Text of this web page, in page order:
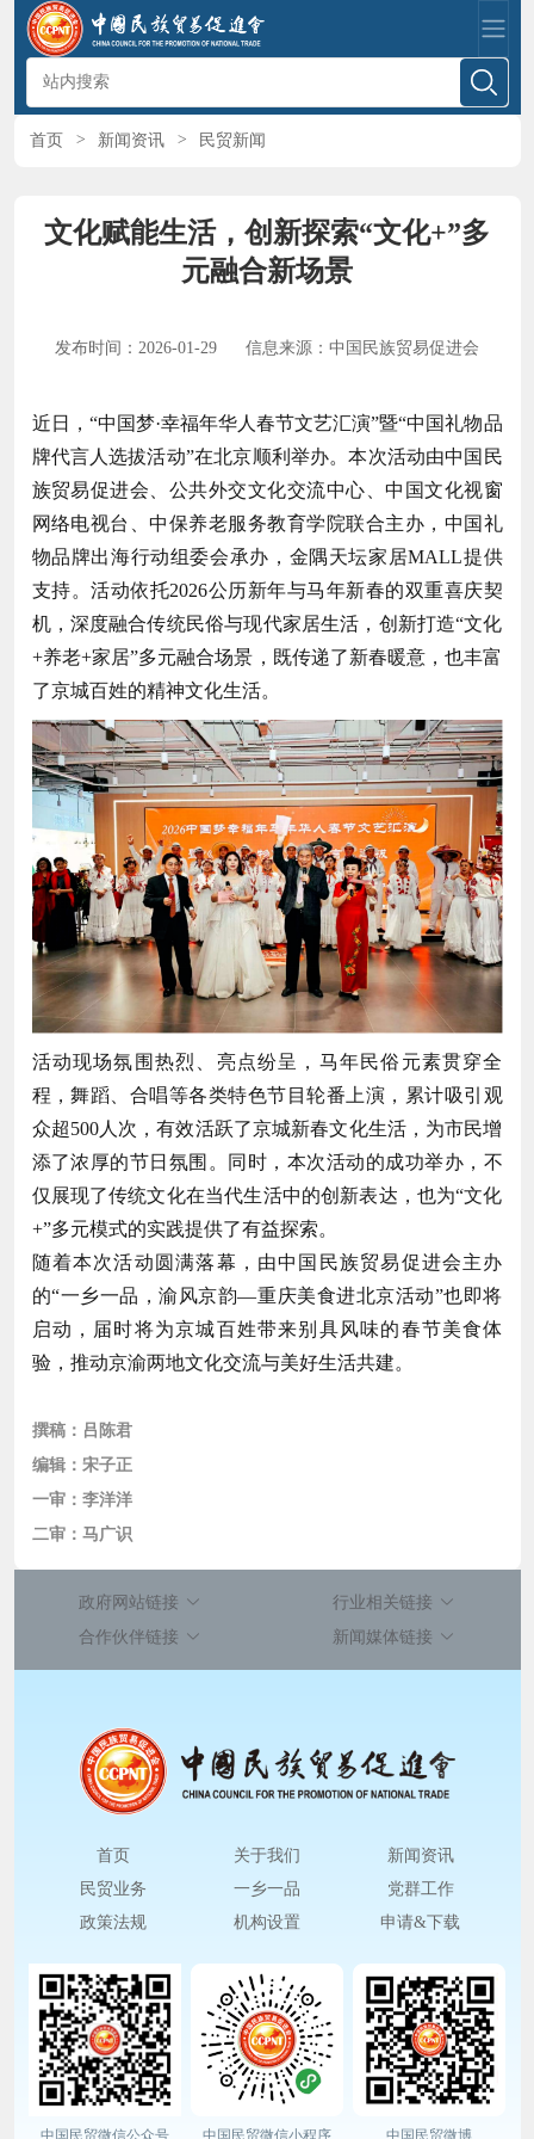
首页 > 新闻资讯 > 民贸新闻
文化赋能生活，创新探索“文化+”多
元融合新场景
发布时间：2026-01-29 信息来源：中国民族贸易促进会
近日，“中国梦·幸福年华人春节文艺汇演”暨“中国礼物品
牌代言人选拔活动”在北京顺利举办。本次活动由中国民
族贸易促进会 、公共外交文化交流中心、中国文化视窗
网络电视台、中保养老服务教育学院联合主办，中国礼
物品牌出海行动组委会承办，金隅天坛家居MALL提供
支持。活动依托2026公历新年与马年新春的双重喜庆契
机，深度融合传统民俗与现代家居生活，创新打造“文化
+养老+家居”多元融合场景，既传递了新春暖意，也丰富
了京城百姓的精神文化生活。
活动现场氛围热烈、亮点纷呈，马年民俗元素贯穿全
程，舞蹈、合唱等各类特色节目轮番上演，累计吸引观
众超500人次，有效活跃了京城新春文化生活，为市民增
添了浓厚的节日氛围。同时，本次活动的成功举办，不
仅展现了传统文化在当代生活中的创新表达，也为“文化
+”多元模式的实践提供了有益探索。
随着本次活动圆满落幕，由中国民族贸易促进会主办
的“一乡一品，渝风京韵—重庆美食进北京活动”也即将
启动，届时将为京城百姓带来别具风味的春节美食体
验，推动京渝两地文化交流与美好生活共建。
撰稿： 吕陈君
编辑：宋子正
一审：李洋洋
二审：马广识
政府网站链接
行业相关链接
合作伙伴链接
新闻媒体链接
首页 关于我们
新闻资讯
民贸业务
一乡一品
党群工作
政策法规
机构设置 申请&下载
中国民贸微信公众号 中国民贸微信小程序 中国民贸微博